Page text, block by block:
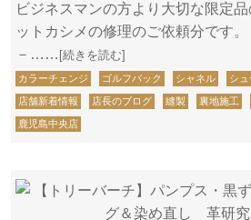
ビジネスマンの方より大切な限定
ットカシメの修理のご依頼分です
－…… [続きを読む]
カラーチェンジ ゴルフバック シャネル シ
店舗新着情報 店長のブログ 縫製 裏地施工
鹿児島中央店